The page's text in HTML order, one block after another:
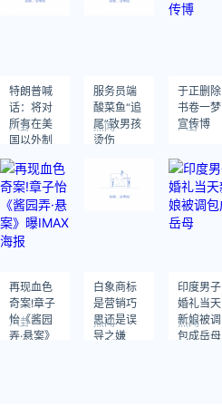
特朗普喊
话：将对
所有在美
国以外制
作的电影
征收100%
的关税
八卦
服务员端
酸菜鱼“追
尾”致男孩
烫伤
热闻
于正删除
书卷一梦
宣传博
八卦
再现血色
奇案!章子
怡《酱园
弄·悬案》
八卦
白象商标
是营销巧
思还是误
导之嫌
热闻
印度男子
婚礼当天
新娘被调
包成岳母
热闻